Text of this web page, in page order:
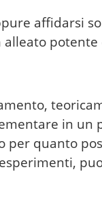
affidarsi
in un
per quanto